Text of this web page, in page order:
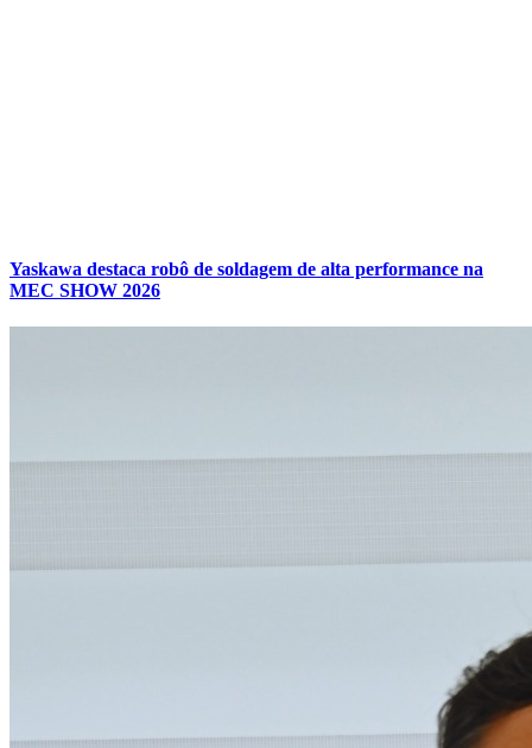
Yaskawa destaca robô de soldagem de alta performance na
MEC SHOW 2026